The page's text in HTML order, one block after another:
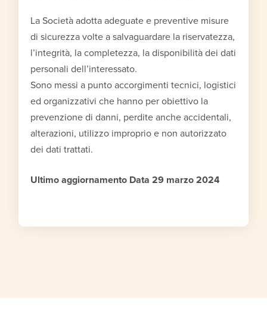
La Società adotta adeguate e preventive misure
di sicurezza volte a salvaguardare la riservatezza,
l’integrità, la completezza, la disponibilità dei dati
personali dell’interessato.
Sono messi a punto accorgimenti tecnici, logistici
ed organizzativi che hanno per obiettivo la
prevenzione di danni, perdite anche accidentali,
alterazioni, utilizzo improprio e non autorizzato
dei dati trattati.
Ultimo aggiornamento Data 29 marzo 2024